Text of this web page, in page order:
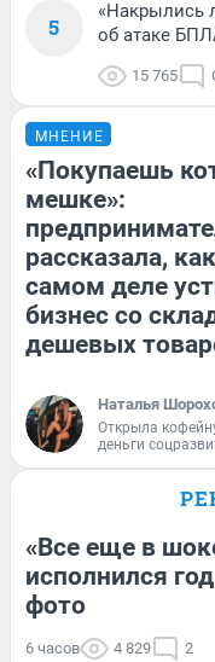
5
«Накрылись
об атаке
15 765
МНЕНИЕ
«Покупаешь
мешке»:
рассказала,
самом деле
бизнес со
дешевых
Наталья
Открыла
деньги
«Все еще в
исполнился
фото
6 часов 4 829 2